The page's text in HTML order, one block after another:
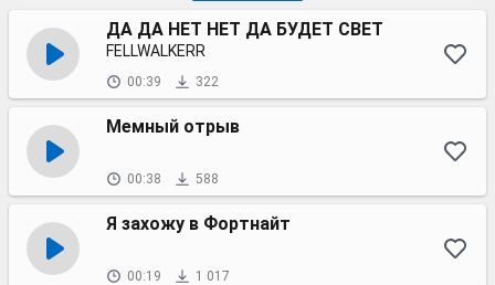
ДА ДА НЕТ НЕТ ДА БУДЕТ СВЕТ
FELLWALKERR
00:39 322
Мемный отрыв
00:38 588
Я захожу в Фортнайт
00:19 1 017